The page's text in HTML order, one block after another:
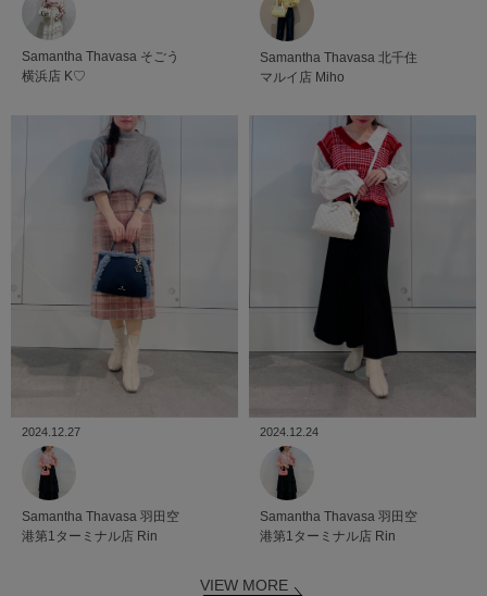
Samantha Thavasa そごう
横浜店 K♡
Samantha Thavasa 北千住
マルイ店 Miho
2024.12.27
Samantha Thavasa 羽田空
港第1ターミナル店 Rin
2024.12.24
Samantha Thavasa 羽田空
港第1ターミナル店 Rin
VIEW MORE